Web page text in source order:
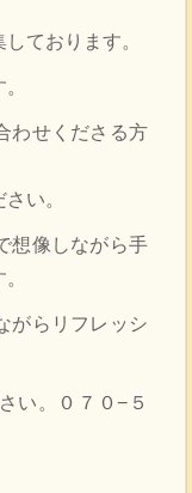
ております。
わせくださる方
い。
想像しながら手
がらリフレッシ
い。０７０−５